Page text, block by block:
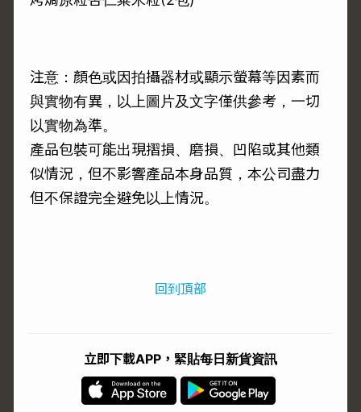
注意：顏色或因拍攝器材或顯示螢幕等因素而
與實物有異，以上圖片及文字僅供參考，一切
以實物為準。
產品包裝可能出現摺損、磨損、凹陷或其他類
似情況，但不影響產品本身品質，本公司盡力
但不保證完全避免以上情況。
回到頂部
立即下載APP，緊貼每日新貨資訊